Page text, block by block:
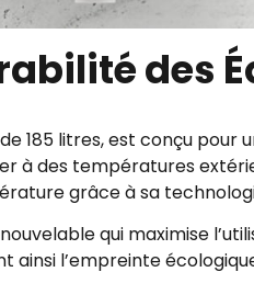
des
185 litres, est conçu pour
des températures
grâce à sa
qui maximise
ainsi l’empreinte